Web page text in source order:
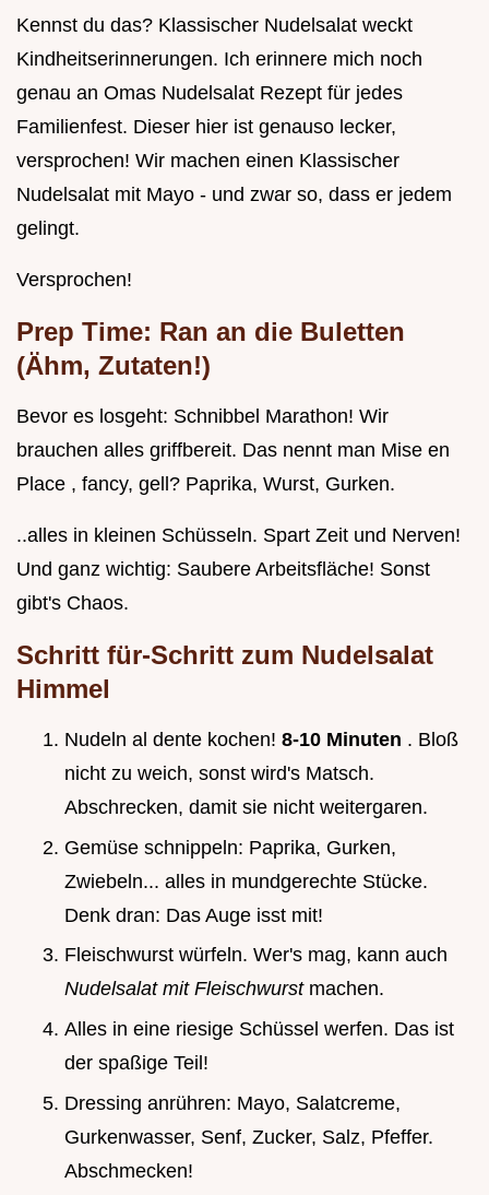
Kennst du das? Klassischer Nudelsalat weckt
Kindheitserinnerungen. Ich erinnere mich noch
genau an Omas Nudelsalat Rezept für jedes
Familienfest. Dieser hier ist genauso lecker,
versprochen! Wir machen einen Klassischer
Nudelsalat mit Mayo - und zwar so, dass er jedem
gelingt.
Versprochen!
Prep Time: Ran an die Buletten
(Ähm, Zutaten!)
Bevor es losgeht: Schnibbel Marathon! Wir
brauchen alles griffbereit. Das nennt man Mise en
Place , fancy, gell? Paprika, Wurst, Gurken.
..alles in kleinen Schüsseln. Spart Zeit und Nerven!
Und ganz wichtig: Saubere Arbeitsfläche! Sonst
gibt's Chaos.
Schritt für-Schritt zum Nudelsalat
Himmel
Nudeln al dente kochen! 8-10 Minuten . Bloß
nicht zu weich, sonst wird's Matsch.
Abschrecken, damit sie nicht weitergaren.
Gemüse schnippeln: Paprika, Gurken,
Zwiebeln... alles in mundgerechte Stücke.
Denk dran: Das Auge isst mit!
Fleischwurst würfeln. Wer's mag, kann auch
Nudelsalat mit Fleischwurst machen.
Alles in eine riesige Schüssel werfen. Das ist
der spaßige Teil!
Dressing anrühren: Mayo, Salatcreme,
Gurkenwasser, Senf, Zucker, Salz, Pfeffer.
Abschmecken!